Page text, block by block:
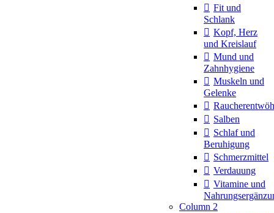
Fit und
Schlank
Kopf, Herz
und Kreislauf
Mund und
Zahnhygiene
Muskeln und
Gelenke
Salben
Schlaf und
Beruhigung
Schmerzmittel
Verdauung
Vitamine und
Column 2